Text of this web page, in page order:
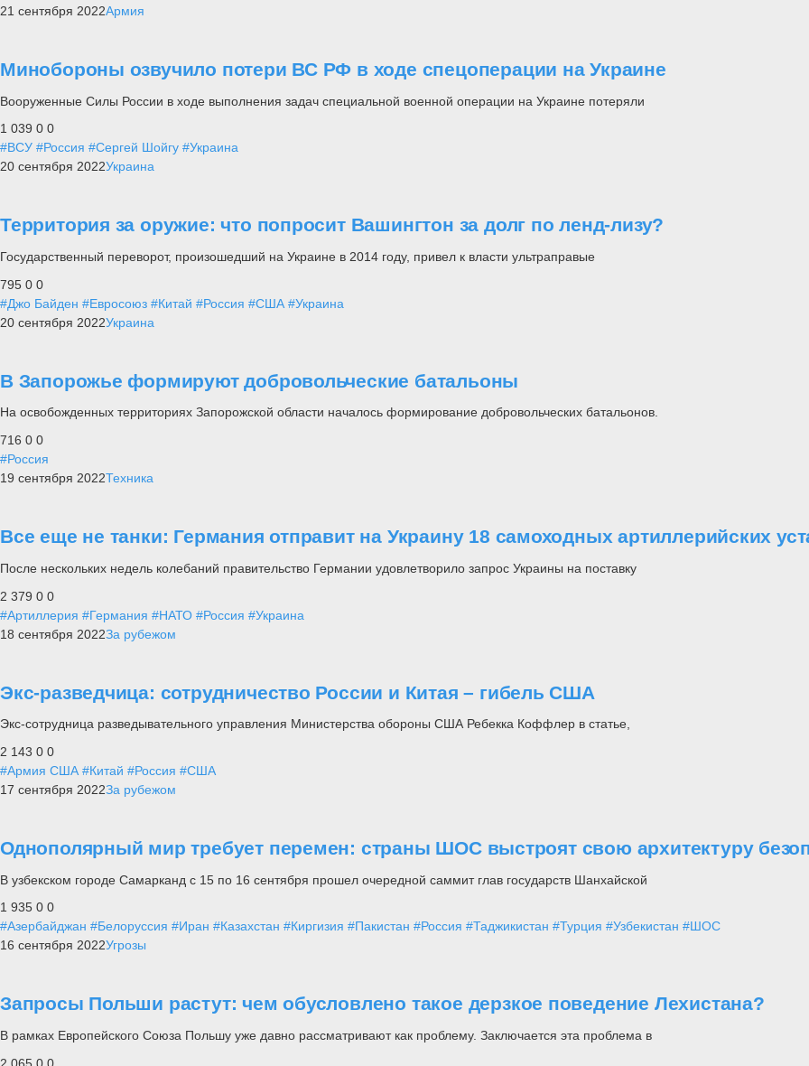
21 сентября 2022Армия
Минобороны озвучило потери ВС РФ в ходе спецоперации на Украине
Вооруженные Силы России в ходе выполнения задач специальной военной операции на Украине потеряли
1 039 0 0
#ВСУ #Россия #Сергей Шойгу #Украина
20 сентября 2022Украина
Территория за оружие: что попросит Вашингтон за долг по ленд-лизу?
Государственный переворот, произошедший на Украине в 2014 году, привел к власти ультраправые
795 0 0
#Джо Байден #Евросоюз #Китай #Россия #США #Украина
20 сентября 2022Украина
В Запорожье формируют добровольческие батальоны
На освобожденных территориях Запорожской области началось формирование добровольческих батальонов.
716 0 0
#Россия
19 сентября 2022Техника
Все еще не танки: Германия отправит на Украину 18 самоходных артиллерийских
После нескольких недель колебаний правительство Германии удовлетворило запрос Украины на поставку
2 379 0 0
#Артиллерия #Германия #НАТО #Россия #Украина
18 сентября 2022За рубежом
Экс-разведчица: сотрудничество России и Китая – гибель США
Экс-сотрудница разведывательного управления Министерства обороны США Ребекка Коффлер в статье,
2 143 0 0
#Армия США #Китай #Россия #США
17 сентября 2022За рубежом
Однополярный мир требует перемен: страны ШОС выстроят свою архитектуру
В узбекском городе Самарканд с 15 по 16 сентября прошел очередной саммит глав государств Шанхайской
1 935 0 0
#Азербайджан #Белоруссия #Иран #Казахстан #Киргизия #Пакистан #Россия #Таджикистан #Турция #Узбекистан #ШОС
16 сентября 2022Угрозы
Запросы Польши растут: чем обусловлено такое дерзкое поведение Лехистана?
В рамках Европейского Союза Польшу уже давно рассматривают как проблему. Заключается эта проблема в
2 065 0 0